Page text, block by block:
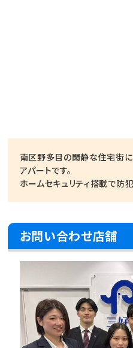
南区野多目の閑静な住宅街
アパートです。
ホームセキュリティ搭載で防
お問い合わせ店舗